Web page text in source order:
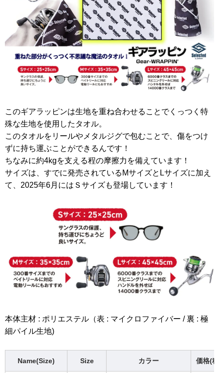
このギアラッピンは生地を重ね合わせることでくっつく特
殊な生地を使用したタオル。
このタオルをリールやメタルジグで包むことで、傷をつけ
ずに持ち運ぶことができるんです！
ちなみに約4kgを支える程の摩擦力を備えています！
サイズは、すでに発売されているMサイズとLサイズに加え
て、2025年6月にはＳサイズも登場しています！
本体主材 : ポリエステル（表 : マイクロファイバー / 裏 : 極
細パイル生地)
Name(Size) Size カラー 価格(